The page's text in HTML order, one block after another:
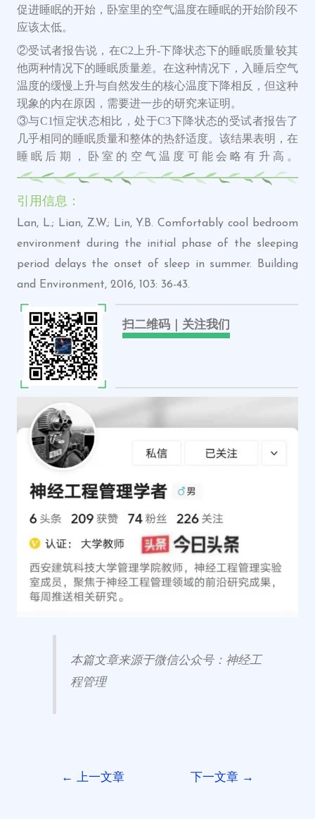
促进睡眠的开始，卧室里的空气温度在睡眠的开始阶段不
应该太低。
②受试者报告说，在C2上升-下降状态下的睡眠质量较其
他两种情况下的睡眠质量差。在这种情况下，入睡后空气
温度的缓慢上升与自然发生的核心温度下降相反，但这种
现象的内在原因，需要进一步的研究来证明。
③与C1恒定状态相比，处于C3下降状态的受试者报告了
几乎相同的睡眠质量和整体的热舒适度。该结果表明，在
睡眠后期，卧室的空气温度可能会略有升高。
引用信息：
Lan, L.; Lian, Z.W.; Lin, Y.B. Comfortably cool bedroom
environment during the initial phase of the sleeping
period delays the onset of sleep in summer. Building
and Environment, 2016, 103: 36-43.
扫二维码｜关注我们
本篇文章来源于微信公众号：神经工
程管理
← 上一文章 下一文章 →